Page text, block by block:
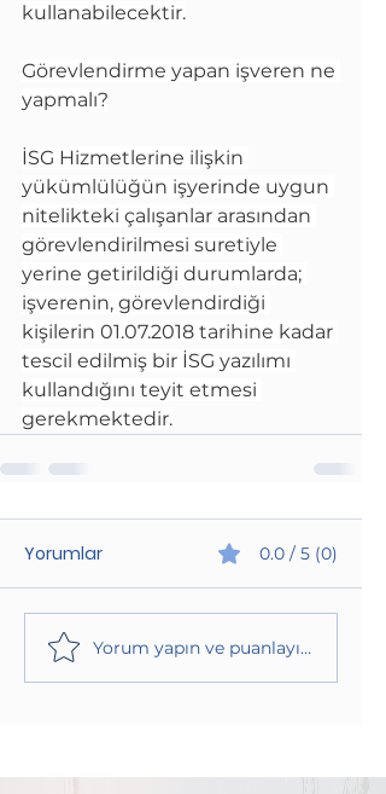
kullanabilecektir.
Görevlendirme yapan işveren ne
yapmalı?
İSG Hizmetlerine ilişkin
yükümlülüğün işyerinde uygun
nitelikteki çalışanlar arasından
görevlendirilmesi suretiyle
yerine getirildiği durumlarda;
işverenin, görevlendirdiği
kişilerin 01.07.2018 tarihine kadar
tescil edilmiş bir İSG yazılımı
kullandığını teyit etmesi
gerekmektedir.
Yorumlar 0.0 / 5 (0)
Yorum yapın ve puanlayın...